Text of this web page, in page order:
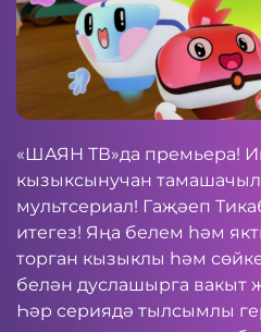
«ШАЯН ТВ»да премьера!
кызыксынучан
мультсериал! Гаҗәеп
итегез! Яңа белем һәм
торган кызыклы һәм
белән дуслашырга вакыт
Һәр сериядә тылсымлы